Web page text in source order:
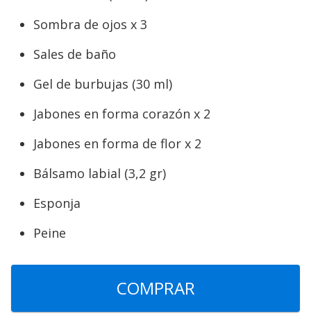
Sombra de ojos x 3
Sales de baño
Gel de burbujas (30 ml)
Jabones en forma corazón x 2
Jabones en forma de flor x 2
Bálsamo labial (3,2 gr)
Esponja
Peine
COMPRAR